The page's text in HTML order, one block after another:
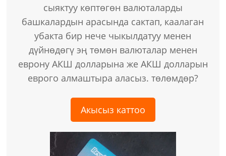
сыяктуу көптөгөн валюталарды
башкалардын арасында сактап, каалаган
убакта бир нече чыкылдатуу менен
дүйнөдөгү эң төмөн валюталар менен
еврону АКШ долларына же АКШ долларын
еврого алмаштыра аласыз. төлөмдөр?
Акысыз каттоо